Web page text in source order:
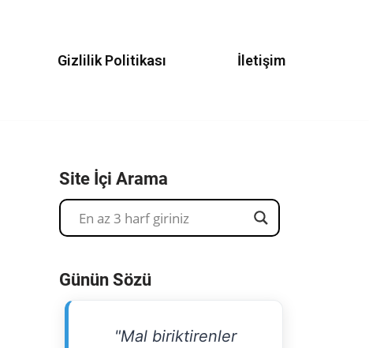
Gizlilik Politikası İletişim
Site İçi Arama
Günün Sözü
"Mal biriktirenler